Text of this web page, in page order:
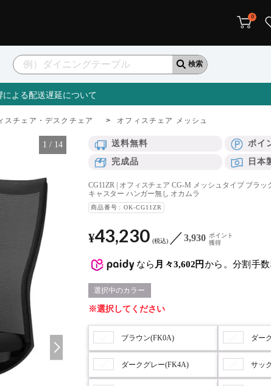
0
による配送遅延について
スチェア・デスクチェア オフィスチェア メッシュ
1 / 14 送料無料
ポイ
完成品
日本
CG11ZR | オフィスチェア CG-M メッシュタイプ ブラ
キャスター ハンガー無し オカムラ
商品番号 OK-CG11ZR
なら 月々3,602円から。分割手
¥43,230 税込 3,930 ポイント
獲得
カラー
選択してください
ブラウン(FK0A) ダー
ダークグレー(FK4A) サッ